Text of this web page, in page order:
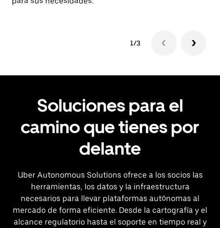
1/3
Soluciones para el
camino que tienes por
delante
Uber Autonomous Solutions ofrece a los socios las
herramientas, los datos y la infraestructura
necesarios para llevar plataformas autónomas al
mercado de forma eficiente. Desde la cartografía y el
alcance regulatorio hasta el soporte en tiempo real y